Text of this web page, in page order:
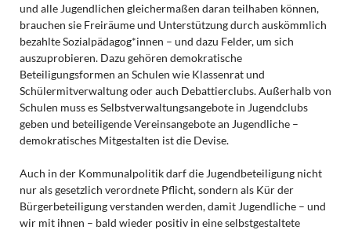
und alle Jugendlichen gleichermaßen daran teilhaben können,
brauchen sie Freiräume und Unterstützung durch auskömmlich
bezahlte Sozialpädagog*innen – und dazu Felder, um sich
auszuprobieren. Dazu gehören demokratische
Beteiligungsformen an Schulen wie Klassenrat und
Schülermitverwaltung oder auch Debattierclubs. Außerhalb von
Schulen muss es Selbstverwaltungsangebote in Jugendclubs
geben und beteiligende Vereinsangebote an Jugendliche –
demokratisches Mitgestalten ist die Devise.
Auch in der Kommunalpolitik darf die Jugendbeteiligung nicht
nur als gesetzlich verordnete Pflicht, sondern als Kür der
Bürgerbeteiligung verstanden werden, damit Jugendliche – und
wir mit ihnen – bald wieder positiv in eine selbstgestaltete